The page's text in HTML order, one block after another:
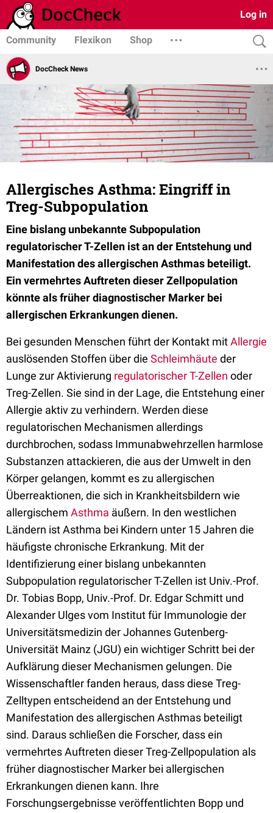
Log in
Community Flexikon Shop
DocCheck News
Allergisches Asthma: Eingriff in
Treg-Subpopulation
Eine bislang unbekannte Subpopulation
regulatorischer T-Zellen ist an der Entstehung und
Manifestation des allergischen Asthmas beteiligt.
Ein vermehrtes Auftreten dieser Zellpopulation
könnte als früher diagnostischer Marker bei
allergischen Erkrankungen dienen.
Bei gesunden Menschen führt der Kontakt mitAllergie
auslösenden Stoffen über die Schleimhäute der
Lunge zur Aktivierung regulatorischer T-Zellen oder
Treg-Zellen. Sie sind in der Lage, die Entstehung einer
Allergie aktiv zu verhindern. Werden diese
regulatorischen Mechanismen allerdings
durchbrochen, sodass Immunabwehrzellen harmlose
Substanzen attackieren, die aus der Umwelt in den
Körper gelangen, kommt es zu allergischen
Überreaktionen, die sich in Krankheitsbildern wie
allergischem Asthma äußern. In den westlichen
Ländern ist Asthma bei Kindern unter 15 Jahren die
häufigste chronische Erkrankung. Mit der
Identifizierung einer bislang unbekannten
Subpopulation regulatorischer T-Zellen ist Univ.-Prof.
Dr. Tobias Bopp, Univ.-Prof. Dr. Edgar Schmitt und
Alexander Ulges vom Institut für Immunologie der
Universitätsmedizin der Johannes Gutenberg-
Universität Mainz (JGU) ein wichtiger Schritt bei der
Aufklärung dieser Mechanismen gelungen. Die
Wissenschaftler fanden heraus, dass diese Treg-
Zelltypen entscheidend an der Entstehung und
Manifestation des allergischen Asthmas beteiligt
sind. Daraus schließen die Forscher, dass ein
vermehrtes Auftreten dieser Treg-Zellpopulation als
früher diagnostischer Marker bei allergischen
Erkrankungen dienen kann. Ihre
Forschungsergebnisse veröffentlichten Bopp und